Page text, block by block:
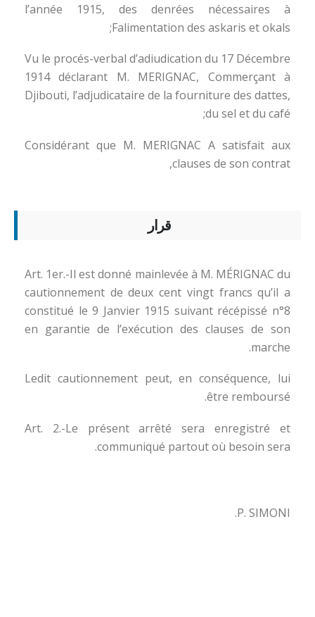
l’année 1915, des denrées nécessaires à
Falimentation des askaris et okals;
Vu le procés-verbal d’adiudication du 17 Décembre
1914 déclarant M. MERIGNAC, Commerçant à
Djibouti, l’adjudicataire de la fourniture des dattes,
du sel et du café;
Considérant que M. MERIGNAC A satisfait aux
clauses de son contrat,
قرار
Art. 1er.-Il est donné mainlevée à M. MÉRIGNAC du
cautionnement de deux cent vingt francs qu’il a
constitué le 9 Janvier 1915 suivant récépissé n°8
en garantie de l’exécution des clauses de son
marche.
Ledit cautionnement peut, en conséquence, lui
être remboursé.
Art. 2.-Le présent arrêté sera enregistré et
communiqué partout où besoin sera.
P. SIMONI.